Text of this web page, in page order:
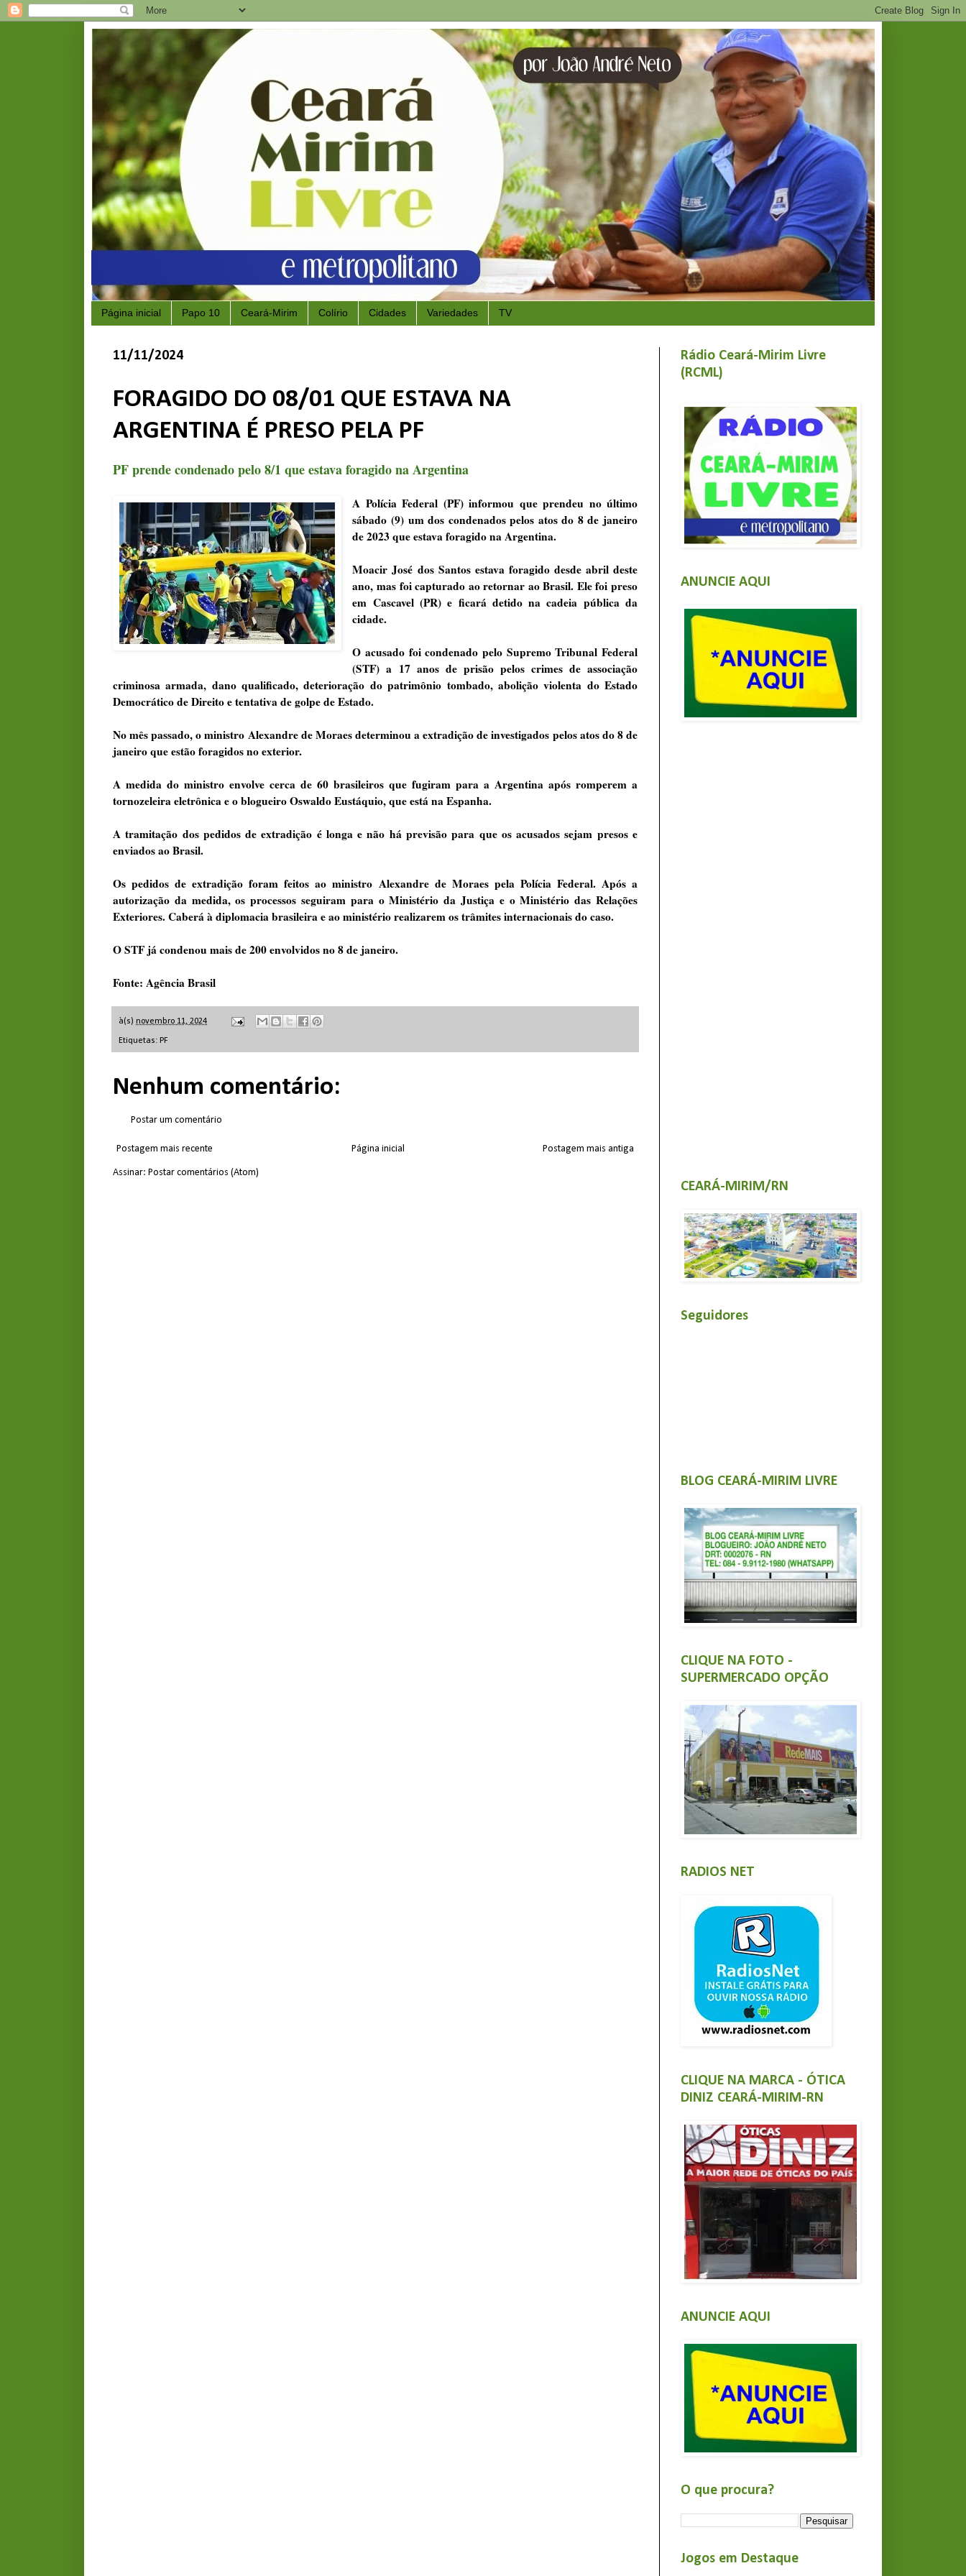
Página inicial Papo 10 Ceará-Mirim Colírio Cidades Variedades TV
11/11/2024
FORAGIDO DO 08/01 QUE ESTAVA NA
ARGENTINA É PRESO PELA PF
PF prende condenado pelo 8/1 que estava foragido na Argentina
A Polícia Federal (PF) informou que prendeu no último
sábado (9) um dos condenados pelos atos do 8 de janeiro
de 2023 que estava foragido na Argentina.
Moacir José dos Santos estava foragido desde abril deste
ano, mas foi capturado ao retornar ao Brasil. Ele foi preso
em Cascavel (PR) e ficará detido na cadeia pública da
cidade.
O acusado foi condenado pelo Supremo Tribunal Federal
(STF) a 17 anos de prisão pelos crimes de associação
criminosa armada, dano qualificado, deterioração do patrimônio tombado, abolição violenta do Estado
Democrático de Direito e tentativa de golpe de Estado.
No mês passado, o ministro Alexandre de Moraes determinou a extradição de investigados pelos atos do 8 de
janeiro que estão foragidos no exterior.
A medida do ministro envolve cerca de 60 brasileiros que fugiram para a Argentina após romperem a
tornozeleira eletrônica e o blogueiro Oswaldo Eustáquio, que está na Espanha.
A tramitação dos pedidos de extradição é longa e não há previsão para que os acusados sejam presos e
enviados ao Brasil.
Os pedidos de extradição foram feitos ao ministro Alexandre de Moraes pela Polícia Federal. Após a
autorização da medida, os processos seguiram para o Ministério da Justiça e o Ministério das Relações
Exteriores. Caberá à diplomacia brasileira e ao ministério realizarem os trâmites internacionais do caso.
O STF já condenou mais de 200 envolvidos no 8 de janeiro.
Fonte: Agência Brasil
à(s) novembro 11, 2024
Etiquetas: PF
Nenhum comentário:
Postar um comentário
Postagem mais recente Postagem mais antiga
Página inicial
Assinar: Postar comentários (Atom)
Rádio Ceará-Mirim Livre
(RCML)
ANUNCIE AQUI
CEARÁ-MIRIM/RN
Seguidores
BLOG CEARÁ-MIRIM LIVRE
CLIQUE NA FOTO -
SUPERMERCADO OPÇÃO
RADIOS NET
CLIQUE NA MARCA - ÓTICA
DINIZ CEARÁ-MIRIM-RN
ANUNCIE AQUI
O que procura?
Jogos em Destaque